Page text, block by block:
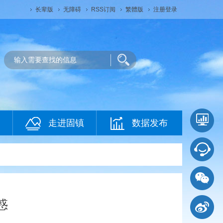
长辈版 无障碍 RSS订阅 繁體版 注册登录
走进固镇 数据发布